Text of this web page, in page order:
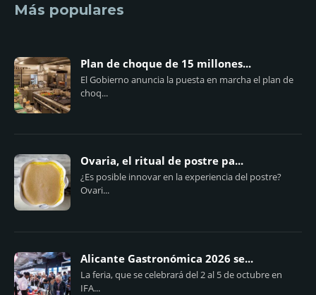
Más populares
Plan de choque de 15 millones...
El Gobierno anuncia la puesta en marcha el plan de
choq...
Ovaria, el ritual de postre pa...
¿Es posible innovar en la experiencia del postre?
Ovari...
Alicante Gastronómica 2026 se...
La feria, que se celebrará del 2 al 5 de octubre en
IFA...